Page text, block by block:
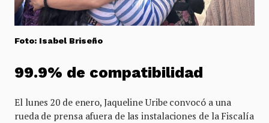
Foto: Isabel Briseño
99.9% de compatibilidad
El lunes 20 de enero, Jaqueline Uribe convocó a una
rueda de prensa afuera de las instalaciones de la Fiscalía